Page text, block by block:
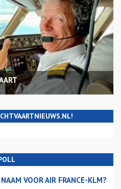
VOOR AIR FRANCE-KLM?